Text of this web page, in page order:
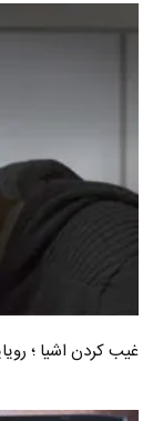
غیب کردن اشیا ؛